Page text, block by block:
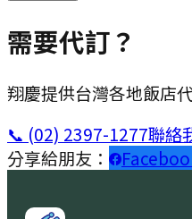
需要代訂？
翔慶提供台灣各地飯店
📞 (02) 2397-1277聯絡
分享給朋友：